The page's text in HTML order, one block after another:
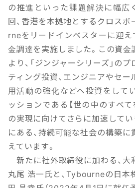
の推進といった課題解決に幅広
回、香港を本拠地とするクロス
rneをリードインベスターに迎え
金調達を実施しました。この資
より、「ジンジャーシリーズ」の
ティング投資、エンジニアやセ
用活動の強化などへ投資をして
ッションである【世の中のすべて
の実現に向けてさらに加速して
にある、持続可能な社会の構築
えています。
新たに社外取締役に加わる、大
丸尾 浩一氏と、Tybourneの日本